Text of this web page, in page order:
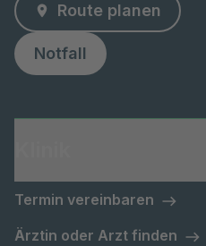
Route planen
Notfall
Termin vereinbaren
Ärztin oder Arzt finden